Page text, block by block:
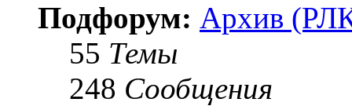
Подфорум: Архив
55 Темы
248 Сообщения